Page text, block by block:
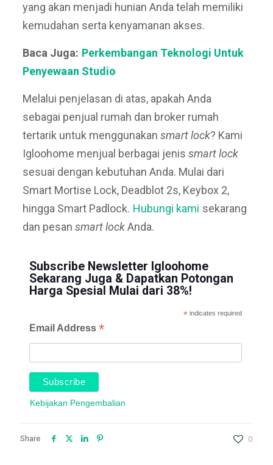
yang akan menjadi hunian Anda telah memiliki
kemudahan serta kenyamanan akses.
Baca Juga: Perkembangan Teknologi Untuk
Penyewaan Studio
Melalui penjelasan di atas, apakah Anda
sebagai penjual rumah dan broker rumah
tertarik untuk menggunakan smart lock? Kami
Igloohome menjual berbagai jenis smart lock
sesuai dengan kebutuhan Anda. Mulai dari
Smart Mortise Lock, Deadblot 2s, Keybox 2,
hingga Smart Padlock. Hubungi kami sekarang
dan pesan smart lockAnda.
Subscribe Newsletter Igloohome
Sekarang Juga & Dapatkan Potongan
Harga Spesial Mulai dari 38%!
*indicates required
Email Address*
Kebijakan Pengembalian
Share 0